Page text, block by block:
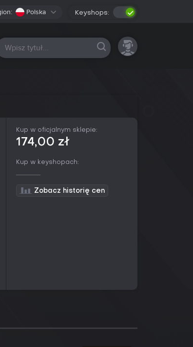
Polska Keyshops:
Wszystkie platformy
Kup w oficjalnym sklepie:
174,00 zł
Kup w keyshopach:
Zobacz historię cen